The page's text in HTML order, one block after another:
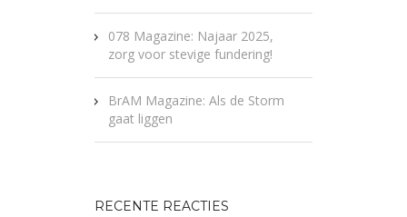
078 Magazine: Najaar 2025,
zorg voor stevige fundering!
BrAM Magazine: Als de Storm
gaat liggen
RECENTE REACTIES